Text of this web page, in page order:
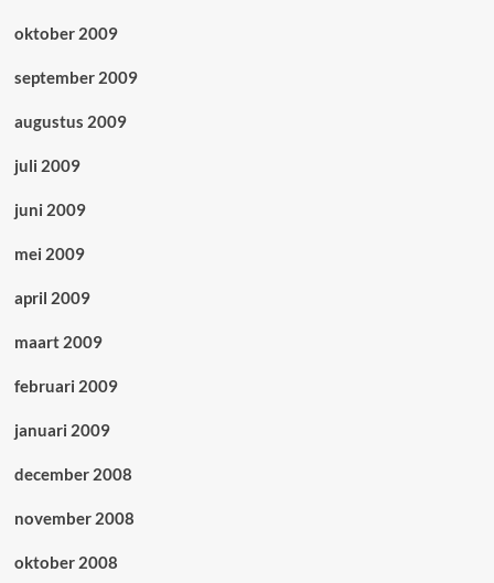
oktober 2009
september 2009
augustus 2009
juli 2009
juni 2009
mei 2009
april 2009
maart 2009
februari 2009
januari 2009
december 2008
november 2008
oktober 2008